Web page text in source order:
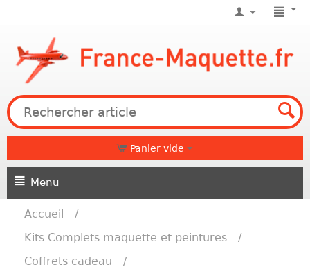
Panier vide
Menu
Accueil
/
Kits Complets maquette et peintures
/
Coffrets cadeau
/